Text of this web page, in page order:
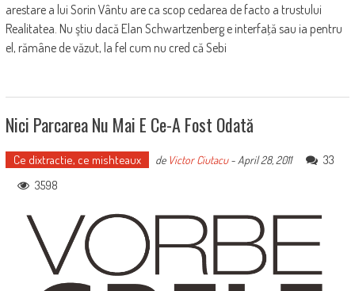
arestare a lui Sorin Vântu are ca scop cedarea de facto a trustului
Realitatea. Nu ştiu dacă Elan Schwartzenberg e interfaţă sau ia pentru
el, rămâne de văzut, la fel cum nu cred că Sebi
Nici Parcarea Nu Mai E Ce-A Fost Odată
Ce dixtractie, ce mishteaux de Victor Ciutacu- April 28, 2011
33
3598